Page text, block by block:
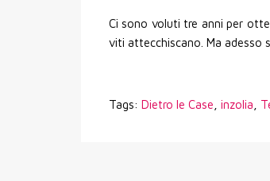
Ci sono voluti tre anni per
viti attecchiscano. Ma adesso
Tags: Dietro le Case inzolia